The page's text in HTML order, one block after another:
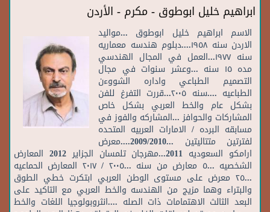
ابراهيم خليل ابوطوق - مكرم - الأردن
الاسم ابراهيم خليل ابوطوق ...مواليد
الاردن سنه ١٩٥٨....دبلوم هندسه معماريه
سنه ١٩٧٧...العمل في المجال الهندسي
مده ١٥ سنه ...وعشر سنوات في مجال
التصميم الطباعي واداره الشووءن
الطباعيه ....سنه ٢٠٠٥...قررت التفرغ للفن
بشكل عام والخط العربي بشكل خاص
المشاركات والحوافز ...المشاركه والفوز في
مسابقه البرده / الامارات العربيه المتحده
لفترتين متتاليتين ...2009/2010....معرض
ارامكو السعوديه 2011...مهرجان تلمسان الجزاير 2012 المعارض
الشخصيه ...٥ معارض من سنه ...٢٠٠٥ / ٢٠١٧ المعارض الحماعيه
...٢٥ معرض على مستوى الوطن العربي ابتكرت خطي الطوق
والبتراء وهما مزيج من الهندسه والخط العربي مع التاكيد على
البعد الثالث الاهتمامات ذات الصله ....انثروبولوجيا اللغات والخط